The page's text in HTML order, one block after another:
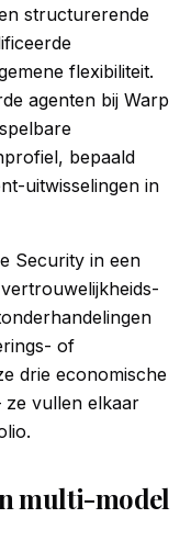
structurerende
flexibiliteit.
agenten bij Warp
bepaald
uitwisselingen in
Security in een
of
drie economische
vullen elkaar
multi-model